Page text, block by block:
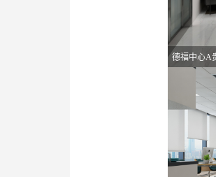
德福中心A